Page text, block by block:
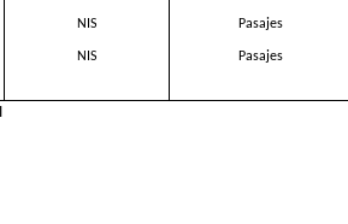
NIS Pasajes
NIS Pasajes